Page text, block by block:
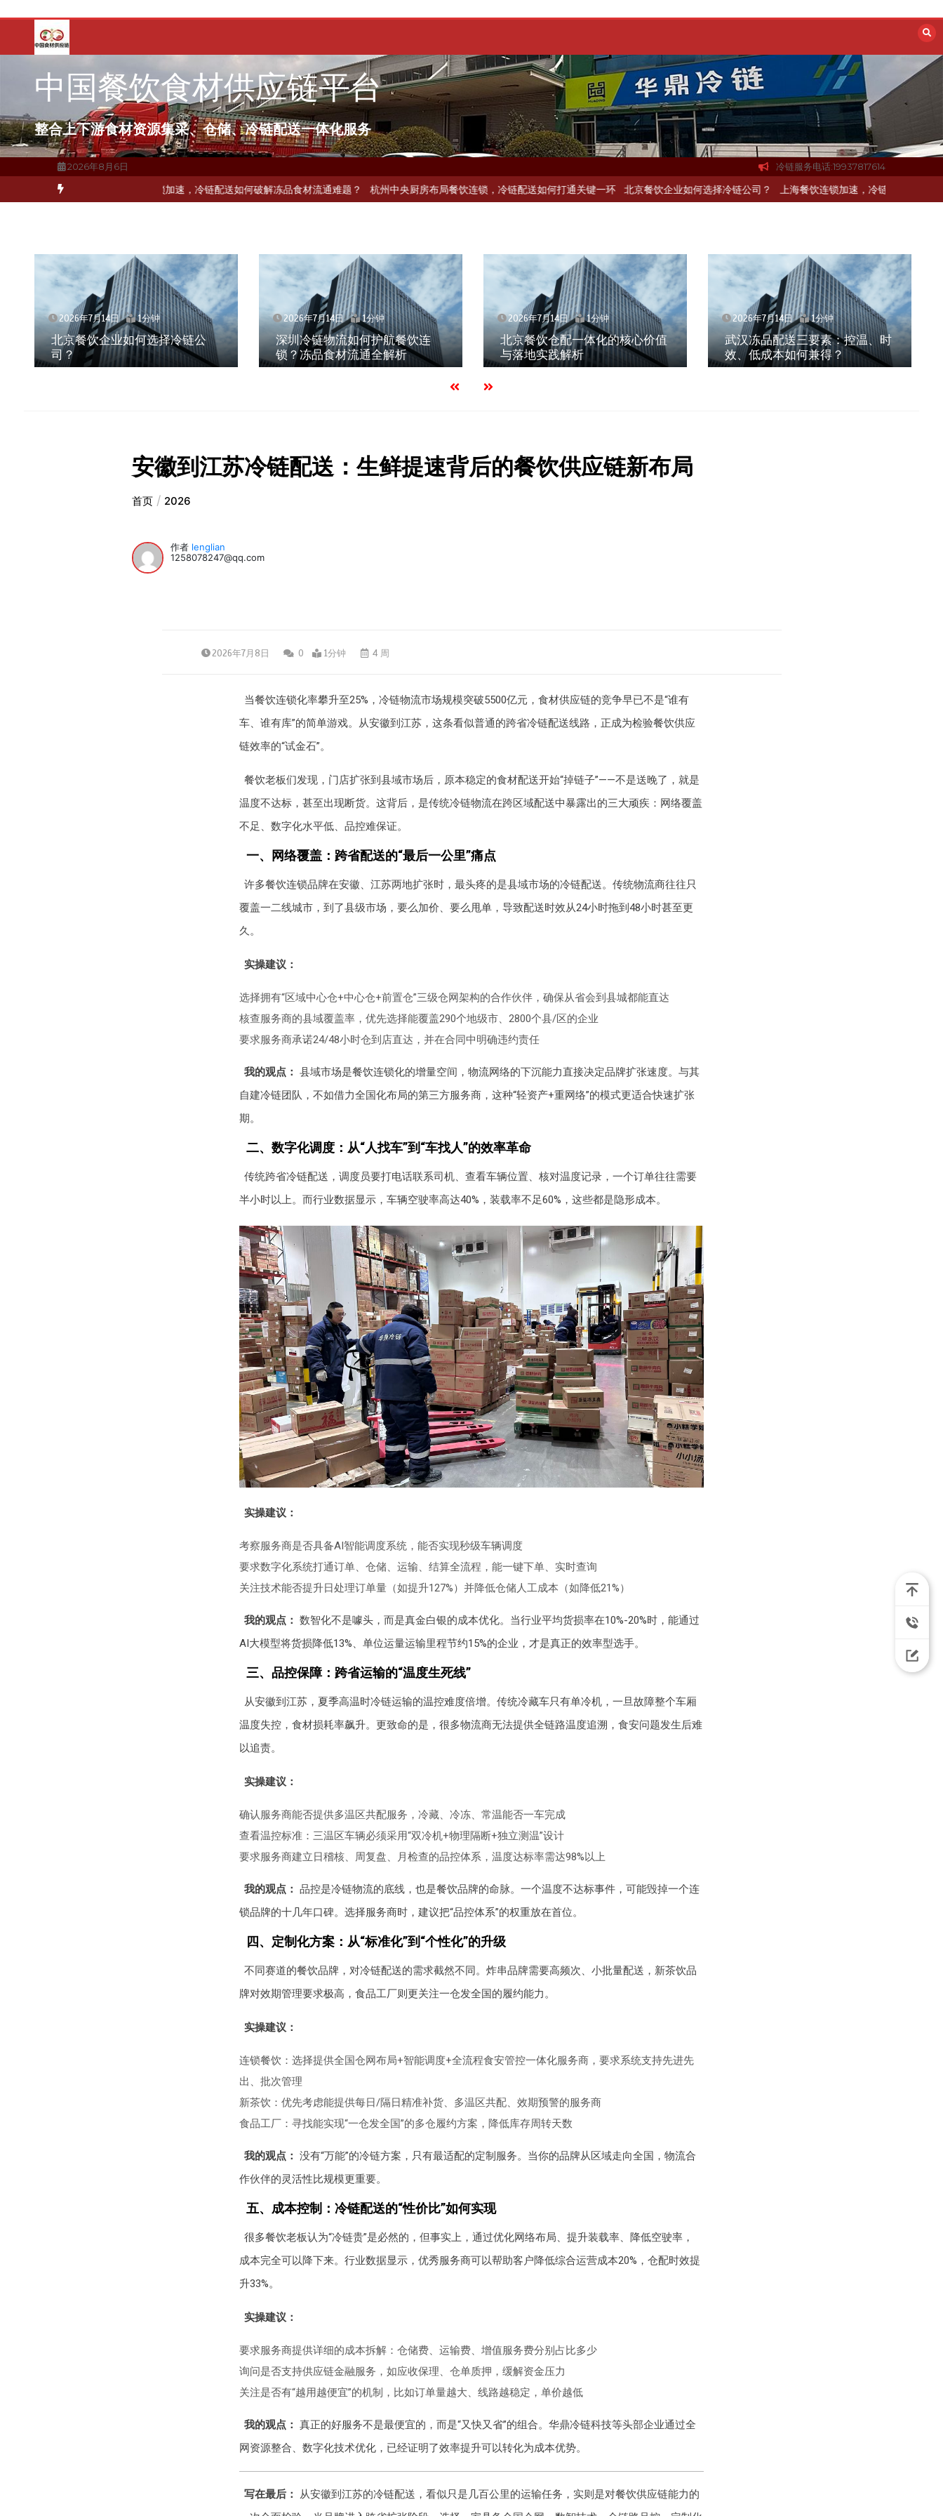
容
中国餐饮食材供应链平台
整合上下游食材资源集采、仓储、冷链配送一体化服务
2026年8月6日 冷链服务电话:19937817614
北京餐饮企业如何选择冷链公司？ 上海餐饮连锁加速，冷链配送如何破解冻品食材流通难题？ 杭州中央厨房布局餐饮连锁，冷链配送如何打通关键一环 北京餐饮企业如何选择冷链公司？
2026年7月14日 1分钟
北京餐饮企业如何选择冷链公
司？
2026年7月14日 1分钟
深圳冷链物流如何护航餐饮连
锁？冻品食材流通全解析
2026年7月14日 1分钟
北京餐饮仓配一体化的核心价值
与落地实践解析
2026年7月14日 1分钟
武汉冻品配送三要素：控温、时
效、低成本如何兼得？
安徽到江苏冷链配送：生鲜提速背后的餐饮供应链新布局
首页 2026
作者 lenglian
1258078247@qq.com
2026年7月8日 0 1分钟 4 周
当餐饮连锁化率攀升至25%，冷链物流市场规模突破5500亿元，食材供应链的竞争早已不是“谁有
车、谁有库”的简单游戏。从安徽到江苏，这条看似普通的跨省冷链配送线路，正成为检验餐饮供应
链效率的“试金石”。
餐饮老板们发现，门店扩张到县域市场后，原本稳定的食材配送开始“掉链子”——不是送晚了，就是
温度不达标，甚至出现断货。这背后，是传统冷链物流在跨区域配送中暴露出的三大顽疾：网络覆盖
不足、数字化水平低、品控难保证。
一、网络覆盖：跨省配送的“最后一公里”痛点
许多餐饮连锁品牌在安徽、江苏两地扩张时，最头疼的是县域市场的冷链配送。传统物流商往往只
覆盖一二线城市，到了县级市场，要么加价、要么甩单，导致配送时效从24小时拖到48小时甚至更
久。
实操建议：
选择拥有“区域中心仓+中心仓+前置仓”三级仓网架构的合作伙伴，确保从省会到县城都能直达
核查服务商的县域覆盖率，优先选择能覆盖290个地级市、2800个县/区的企业
要求服务商承诺24/48小时仓到店直达，并在合同中明确违约责任
我的观点： 县域市场是餐饮连锁化的增量空间，物流网络的下沉能力直接决定品牌扩张速度。与其
自建冷链团队，不如借力全国化布局的第三方服务商，这种“轻资产+重网络”的模式更适合快速扩张
期。
二、数字化调度：从“人找车”到“车找人”的效率革命
传统跨省冷链配送，调度员要打电话联系司机、查看车辆位置、核对温度记录，一个订单往往需要
半小时以上。而行业数据显示，车辆空驶率高达40%，装载率不足60%，这些都是隐形成本。
实操建议：
考察服务商是否具备AI智能调度系统，能否实现秒级车辆调度
要求数字化系统打通订单、仓储、运输、结算全流程，能一键下单、实时查询
关注技术能否提升日处理订单量（如提升127%）并降低仓储人工成本（如降低21%）
我的观点： 数智化不是噱头，而是真金白银的成本优化。当行业平均货损率在10%-20%时，能通过
AI大模型将货损降低13%、单位运量运输里程节约15%的企业，才是真正的效率型选手。
三、品控保障：跨省运输的“温度生死线”
从安徽到江苏，夏季高温时冷链运输的温控难度倍增。传统冷藏车只有单冷机，一旦故障整个车厢
温度失控，食材损耗率飙升。更致命的是，很多物流商无法提供全链路温度追溯，食安问题发生后难
以追责。
实操建议：
确认服务商能否提供多温区共配服务，冷藏、冷冻、常温能否一车完成
查看温控标准：三温区车辆必须采用“双冷机+物理隔断+独立测温”设计
要求服务商建立日稽核、周复盘、月检查的品控体系，温度达标率需达98%以上
我的观点： 品控是冷链物流的底线，也是餐饮品牌的命脉。一个温度不达标事件，可能毁掉一个连
锁品牌的十几年口碑。选择服务商时，建议把“品控体系”的权重放在首位。
四、定制化方案：从“标准化”到“个性化”的升级
不同赛道的餐饮品牌，对冷链配送的需求截然不同。炸串品牌需要高频次、小批量配送，新茶饮品
牌对效期管理要求极高，食品工厂则更关注一仓发全国的履约能力。
实操建议：
连锁餐饮：选择提供全国仓网布局+智能调度+全流程食安管控一体化服务商，要求系统支持先进先
出、批次管理
新茶饮：优先考虑能提供每日/隔日精准补货、多温区共配、效期预警的服务商
食品工厂：寻找能实现“一仓发全国”的多仓履约方案，降低库存周转天数
我的观点： 没有“万能”的冷链方案，只有最适配的定制服务。当你的品牌从区域走向全国，物流合
作伙伴的灵活性比规模更重要。
五、成本控制：冷链配送的“性价比”如何实现
很多餐饮老板认为“冷链贵”是必然的，但事实上，通过优化网络布局、提升装载率、降低空驶率，
成本完全可以降下来。行业数据显示，优秀服务商可以帮助客户降低综合运营成本20%，仓配时效提
升33%。
实操建议：
要求服务商提供详细的成本拆解：仓储费、运输费、增值服务费分别占比多少
询问是否支持供应链金融服务，如应收保理、仓单质押，缓解资金压力
关注是否有“越用越便宜”的机制，比如订单量越大、线路越稳定，单价越低
我的观点： 真正的好服务不是最便宜的，而是“又快又省”的组合。华鼎冷链科技等头部企业通过全
网资源整合、数字化技术优化，已经证明了效率提升可以转化为成本优势。
写在最后：
从安徽到江苏的冷链配送，看似只是几百公里的运输任务，实则是对餐饮供应链能力的